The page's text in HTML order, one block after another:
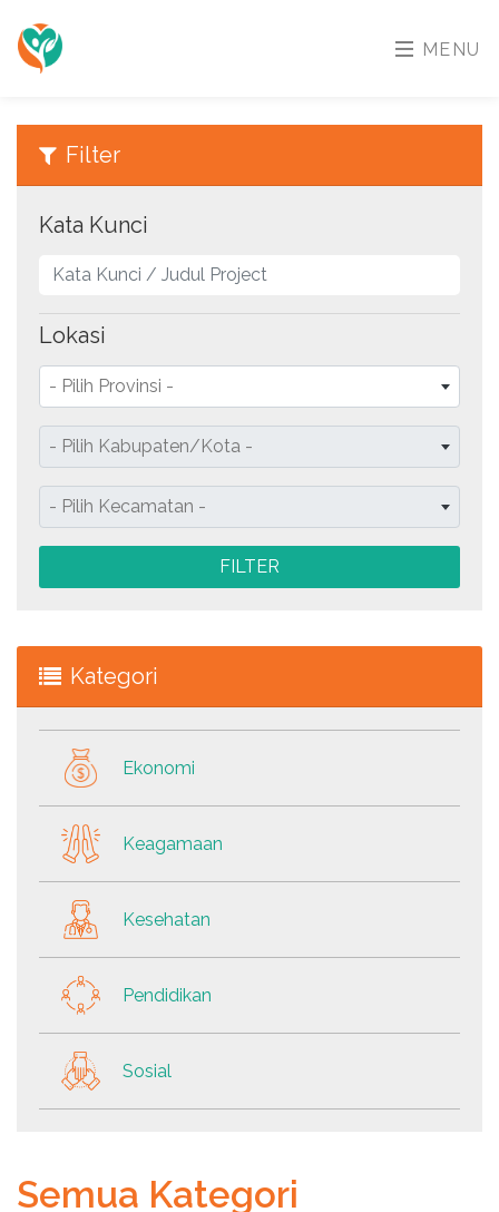
MENU
Filter
Kata Kunci
Lokasi
- Pilih Provinsi -
- Pilih Kabupaten/Kota -
- Pilih Kecamatan -
FILTER
Kategori
Ekonomi
Keagamaan
Kesehatan
Pendidikan
Sosial
Semua Kategori